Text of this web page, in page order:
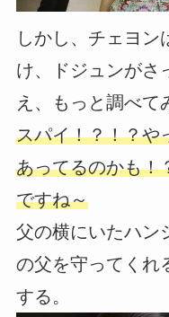
しかし、チェヨン
け、ドジュンがさ
え、もっと調べて
スパイ！？！？や
あってるのかも！
ですね～
父の横にいたハン
の父を守ってくれ
する。